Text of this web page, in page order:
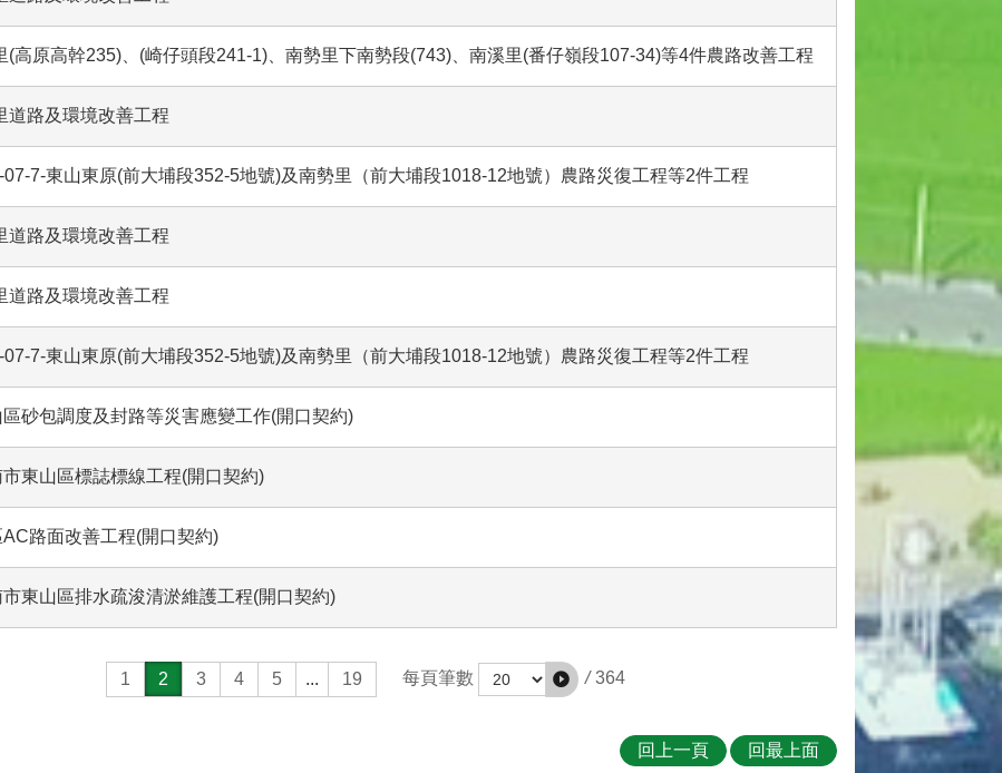
(高原高幹235)、(崎仔頭段241-1)、南勢里下南勢段(743)、南溪里(番仔嶺段107-34)等4件農路改善工程
道路及環境改善工程
07-7-東山東原(前大埔段352-5地號)及南勢里（前大埔段1018-12地號）農路災復工程等2件工程
道路及環境改善工程
道路及環境改善工程
07-7-東山東原(前大埔段352-5地號)及南勢里（前大埔段1018-12地號）農路災復工程等2件工程
砂包調度及封路等災害應變工作(開口契約)
東山區標誌標線工程(開口契約)
路面改善工程(開口契約)
東山區排水疏浚清淤維護工程(開口契約)
1 2 3 4 5 ... 19 每頁筆數 / 364
回上一頁 回最上面